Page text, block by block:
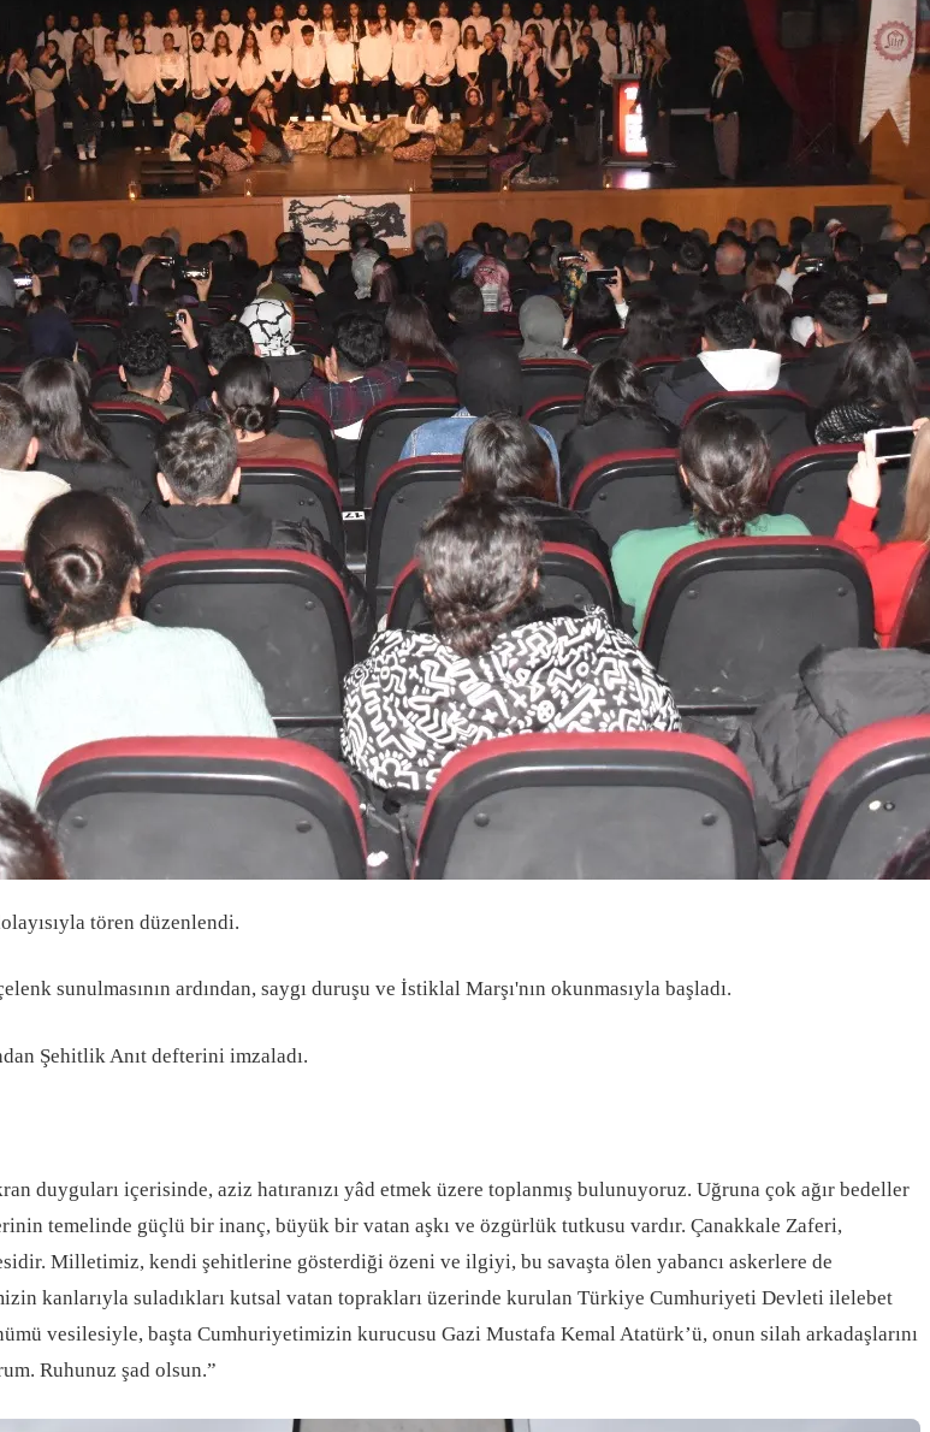
tören düzenlendi.
sunulmasının ardından, saygı duruşu ve İstiklal Marşı'nın okunmasıyla başladı.
Şehitlik Anıt defterini imzaladı.
içerisinde, aziz hatıranızı yâd etmek üzere toplanmış bulunuyoruz. Uğruna çok ağır bedeller
temelinde güçlü bir inanç, büyük bir vatan aşkı ve özgürlük tutkusu vardır. Çanakkale Zaferi,
Milletimiz, kendi şehitlerine gösterdiği özeni ve ilgiyi, bu savaşta ölen yabancı askerlere de
kanlarıyla suladıkları kutsal vatan toprakları üzerinde kurulan Türkiye Cumhuriyeti Devleti ilelebet
vesilesiyle, başta Cumhuriyetimizin kurucusu Gazi Mustafa Kemal Atatürk’ü, onun silah arkadaşlarını
Ruhunuz şad olsun.”